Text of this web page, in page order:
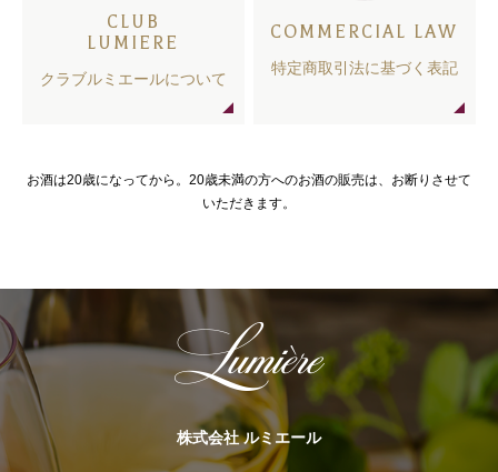
CLUB
LUMIERE
クラブルミエールについて
COMMERCIAL LAW
特定商取引法に基づく表記
お酒は20歳になってから。20歳未満の方へのお酒の販売は、お断りさせて
いただきます。
株式会社 ルミエール